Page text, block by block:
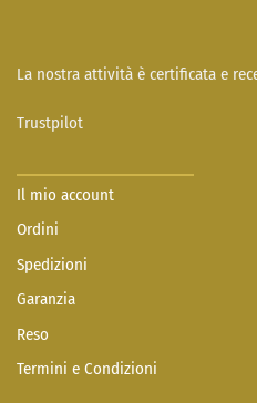
La nostra attività è certificata e
Trustpilot
Il mio account
Ordini
Spedizioni
Garanzia
Reso
Termini e Condizioni